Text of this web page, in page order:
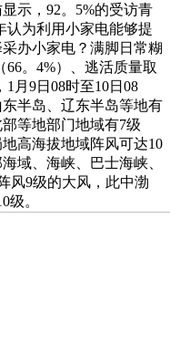
示，92。5%的受访青
认为利用小家电能够提
办小家电？满脚日常糊
。4%）、逃活质量取
月9日08时至10日08
半岛、辽东半岛等地有
等地部门地域有7级
高海拔地域阵风可达10
域、海峡、巴士海峡、
风9级的大风，此中渤
级。